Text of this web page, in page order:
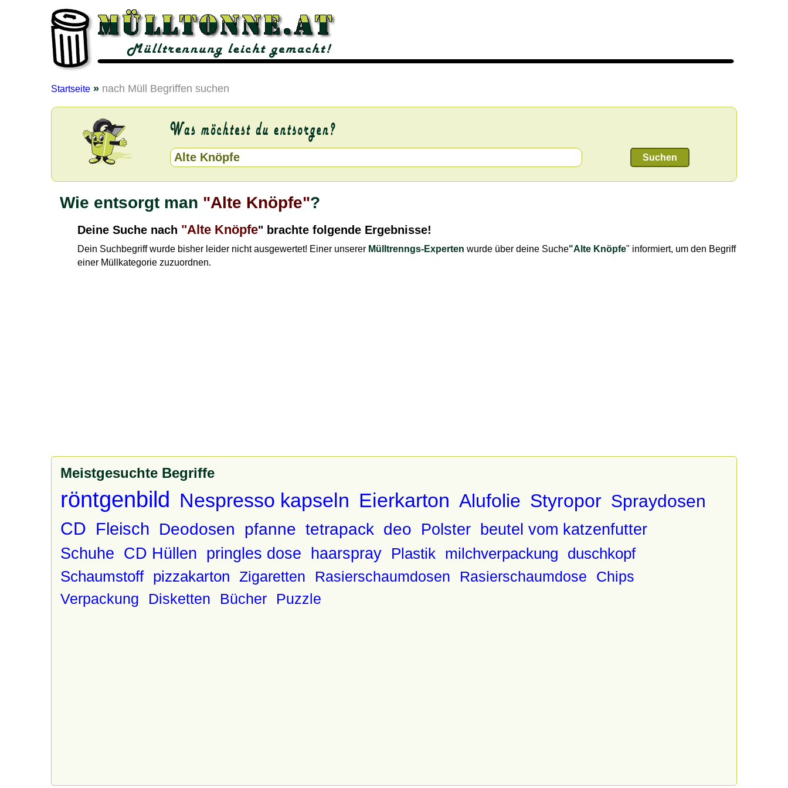
Startseite » nach Müll Begriffen suchen
Suchen
Wie entsorgt man "Alte Knöpfe"?
Deine Suche nach "Alte Knöpfe" brachte folgende Ergebnisse!
Dein Suchbegriff wurde bisher leider nicht ausgewertet! Einer unserer Mülltrenngs-Experten wurde über deine Suche"Alte Knöpfe" informiert, um den Begriff
einer Müllkategorie zuzuordnen.
Meistgesuchte Begriffe
röntgenbild Nespresso kapseln Eierkarton Alufolie Styropor Spraydosen
CD Fleisch Deodosen pfanne tetrapack deo Polster beutel vom katzenfutter
Schuhe CD Hüllen pringles dose haarspray Plastik milchverpackung duschkopf
Schaumstoff
pizzakarton Zigaretten Rasierschaumdosen Rasierschaumdose
Chips
Verpackung
Disketten Bücher Puzzle